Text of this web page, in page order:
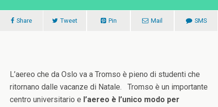
Share Tweet Pin Mail SMS
L’aereo che da Oslo va a Tromso è pieno di studenti che
ritornano dalle vacanze di Natale. Tromso è un importante
centro universitario e l’aereo è l’unico modo per